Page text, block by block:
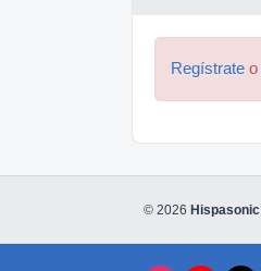
Regístrate o
© 2026 Hispasonic